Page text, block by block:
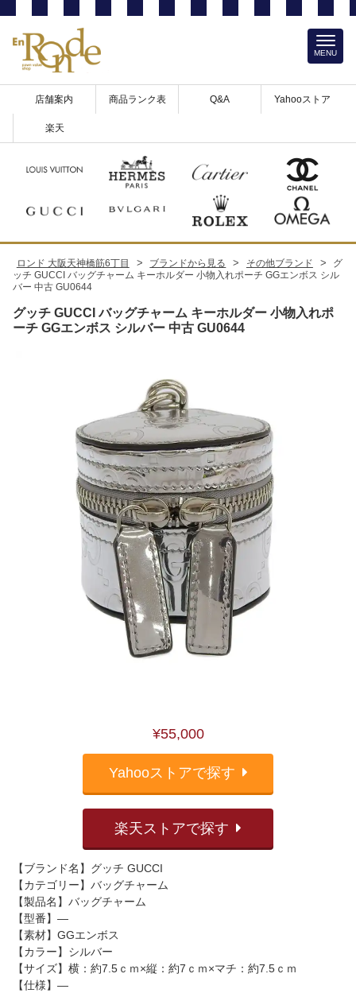
店舗案内 商品ランク表 Q&A Yahooストア
楽天
MENU
ロンド 大阪天神橋筋6丁目 > ブランドから見る > その他ブランド >
グ
ッチ GUCCI バッグチャーム キーホルダー 小物入れポーチ GGエンボス シル
バー 中古 GU0644
グッチ GUCCI バッグチャーム キーホルダー 小物入れポ
ーチ GGエンボス シルバー 中古 GU0644
¥55,000
Yahooストアで探す
楽天ストアで探す
【ブランド名】グッチ GUCCI
【カテゴリー】バッグチャーム
【製品名】バッグチャーム
【型番】―
【素材】GGエンボス
【カラー】シルバー
【サイズ】横：約7.5ｃｍ×縦：約7ｃｍ×マチ：約7.5ｃｍ
【仕様】―